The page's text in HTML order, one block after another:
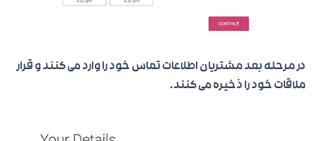
در مرحله بعد مشتریان اطلاعات تماس خود را وارد می کنند و قرار
ملاقات خود را ذخیره می کنند.